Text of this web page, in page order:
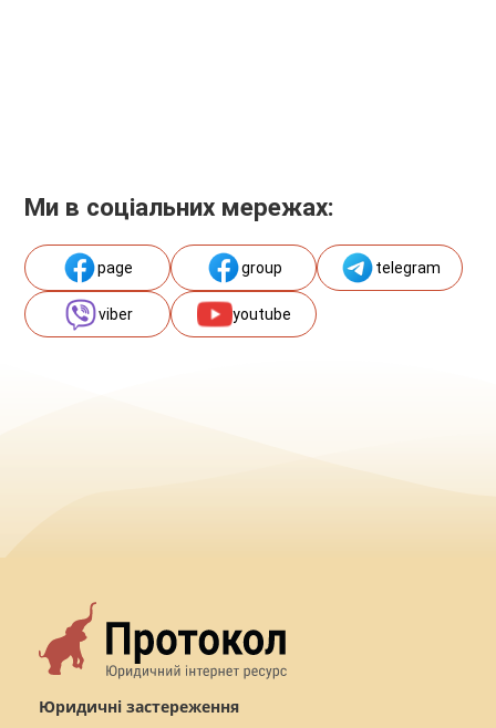
Ми в соціальних мережах:
page group telegram
viber youtube
Юридичні застереження